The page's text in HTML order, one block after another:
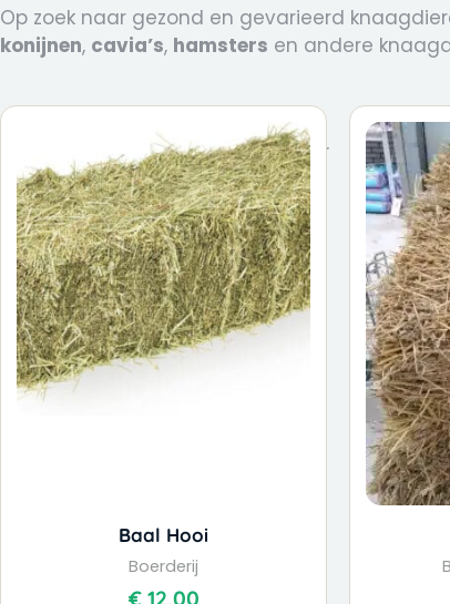
Op zoek naar gezond en gevarieerd
konijnen, cavia’s, hamsters en andere
Dierenvoer/ Knaagdierenvoer
Baal Hooi
Boerderij
€12,00